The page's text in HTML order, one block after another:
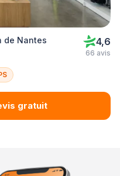
de Nantes 4,6
66 avis
gratuit